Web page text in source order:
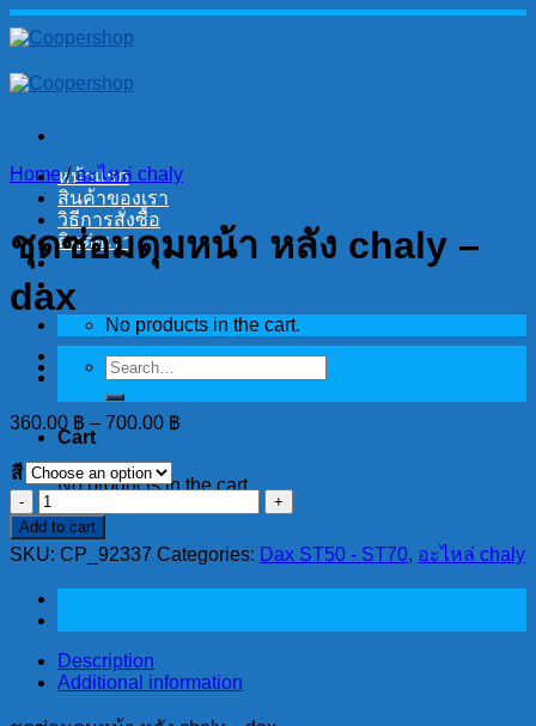
Skip
to
หน้าแรก
สินค้าของเรา
วิธีการสั่งซื้อ
ติดต่อเรา
No products in the cart.
Search
for:
Cart
No products in the cart.
Home / อะไหล่ chaly
ชุดซ่อมดุมหน้า หลัง chaly –
dax
360.00 ฿ – 700.00 ฿
สี
ชุด
ซ่อม
ดุม
หน้า
หลัง
-
dax
Add to cart
SKU: CP_92337 Categories: Dax ST50 - ST70, อะไหล่ chaly
Description
Additional information